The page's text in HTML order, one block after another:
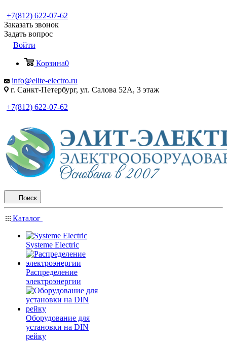
+7(812) 622-07-62
Заказать звонок
Задать вопрос
Войти
Корзина0
info@elite-electro.ru
г. Санкт-Петербург, ул. Салова 52А, 3 этаж
+7(812) 622-07-62
Поиск
Каталог
Systeme Electric
Распределение
электроэнергии
Оборудование для
установки на DIN
рейку